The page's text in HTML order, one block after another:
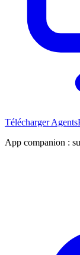
Télécharger
App companion :